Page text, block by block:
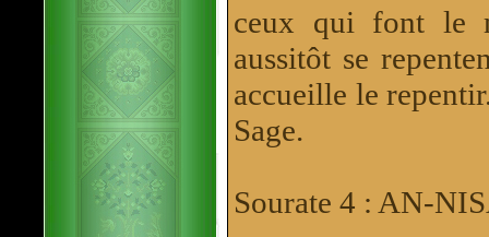
ceux qui font le
aussitôt se
accueille le
Sage.
Sourate 4 : AN-